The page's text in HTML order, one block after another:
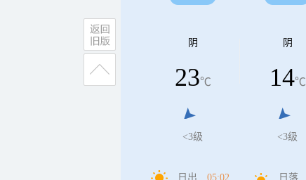
阴
23℃
<3级
阴
14℃
<3级
日出 05:02 日落